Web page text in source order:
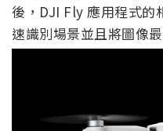
後，DJI Fly 應用程式的
速識別場景並且將圖像